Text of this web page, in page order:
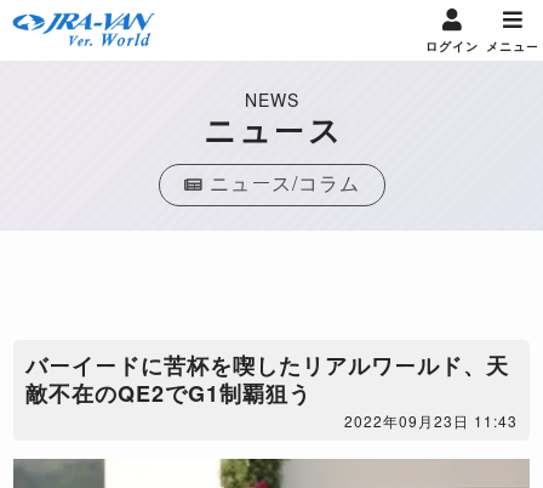
ログイン メニュー
NEWS
ニュース
ニュース/コラム
バーイードに苦杯を喫したリアルワールド、天
敵不在のQE2でG1制覇狙う
2022年09月23日 11:43